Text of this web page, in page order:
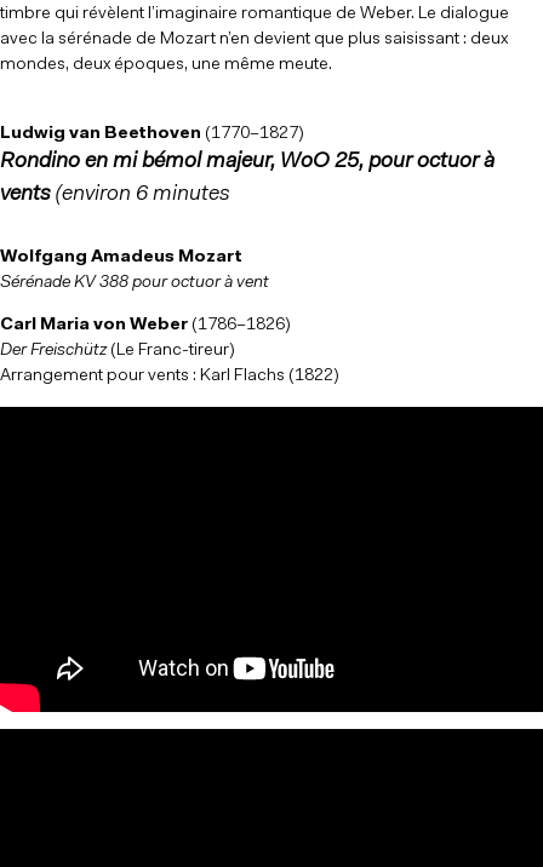
timbre qui révèlent l’imaginaire romantique de Weber. Le dialogue
avec la sérénade de Mozart n’en devient que plus saisissant : deux
mondes, deux époques, une même meute.
Ludwig van Beethoven (1770–1827)
Rondino en mi bémol majeur, WoO 25, pour octuor à
vents (environ 6 minutes
Wolfgang Amadeus Mozart
Sérénade KV 388 pour octuor à vent
Carl Maria von Weber (1786–1826)
Der Freischütz(Le Franc-tireur)
Arrangement pour vents : Karl Flachs (1822)